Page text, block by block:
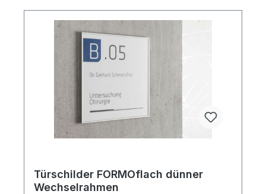
Türschilder FORMOflach dünner
Wechselrahmen